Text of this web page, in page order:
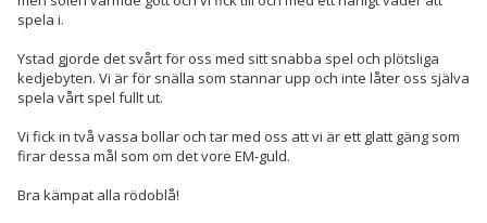
spela i.
Ystad gjorde det svårt för oss med sitt snabba spel och plötsliga
kedjebyten. Vi är för snälla som stannar upp och inte låter oss själva
spela vårt spel fullt ut.
Vi fick in två vassa bollar och tar med oss att vi är ett glatt gäng som
firar dessa mål som om det vore EM-guld.
Bra kämpat alla rödoblå!